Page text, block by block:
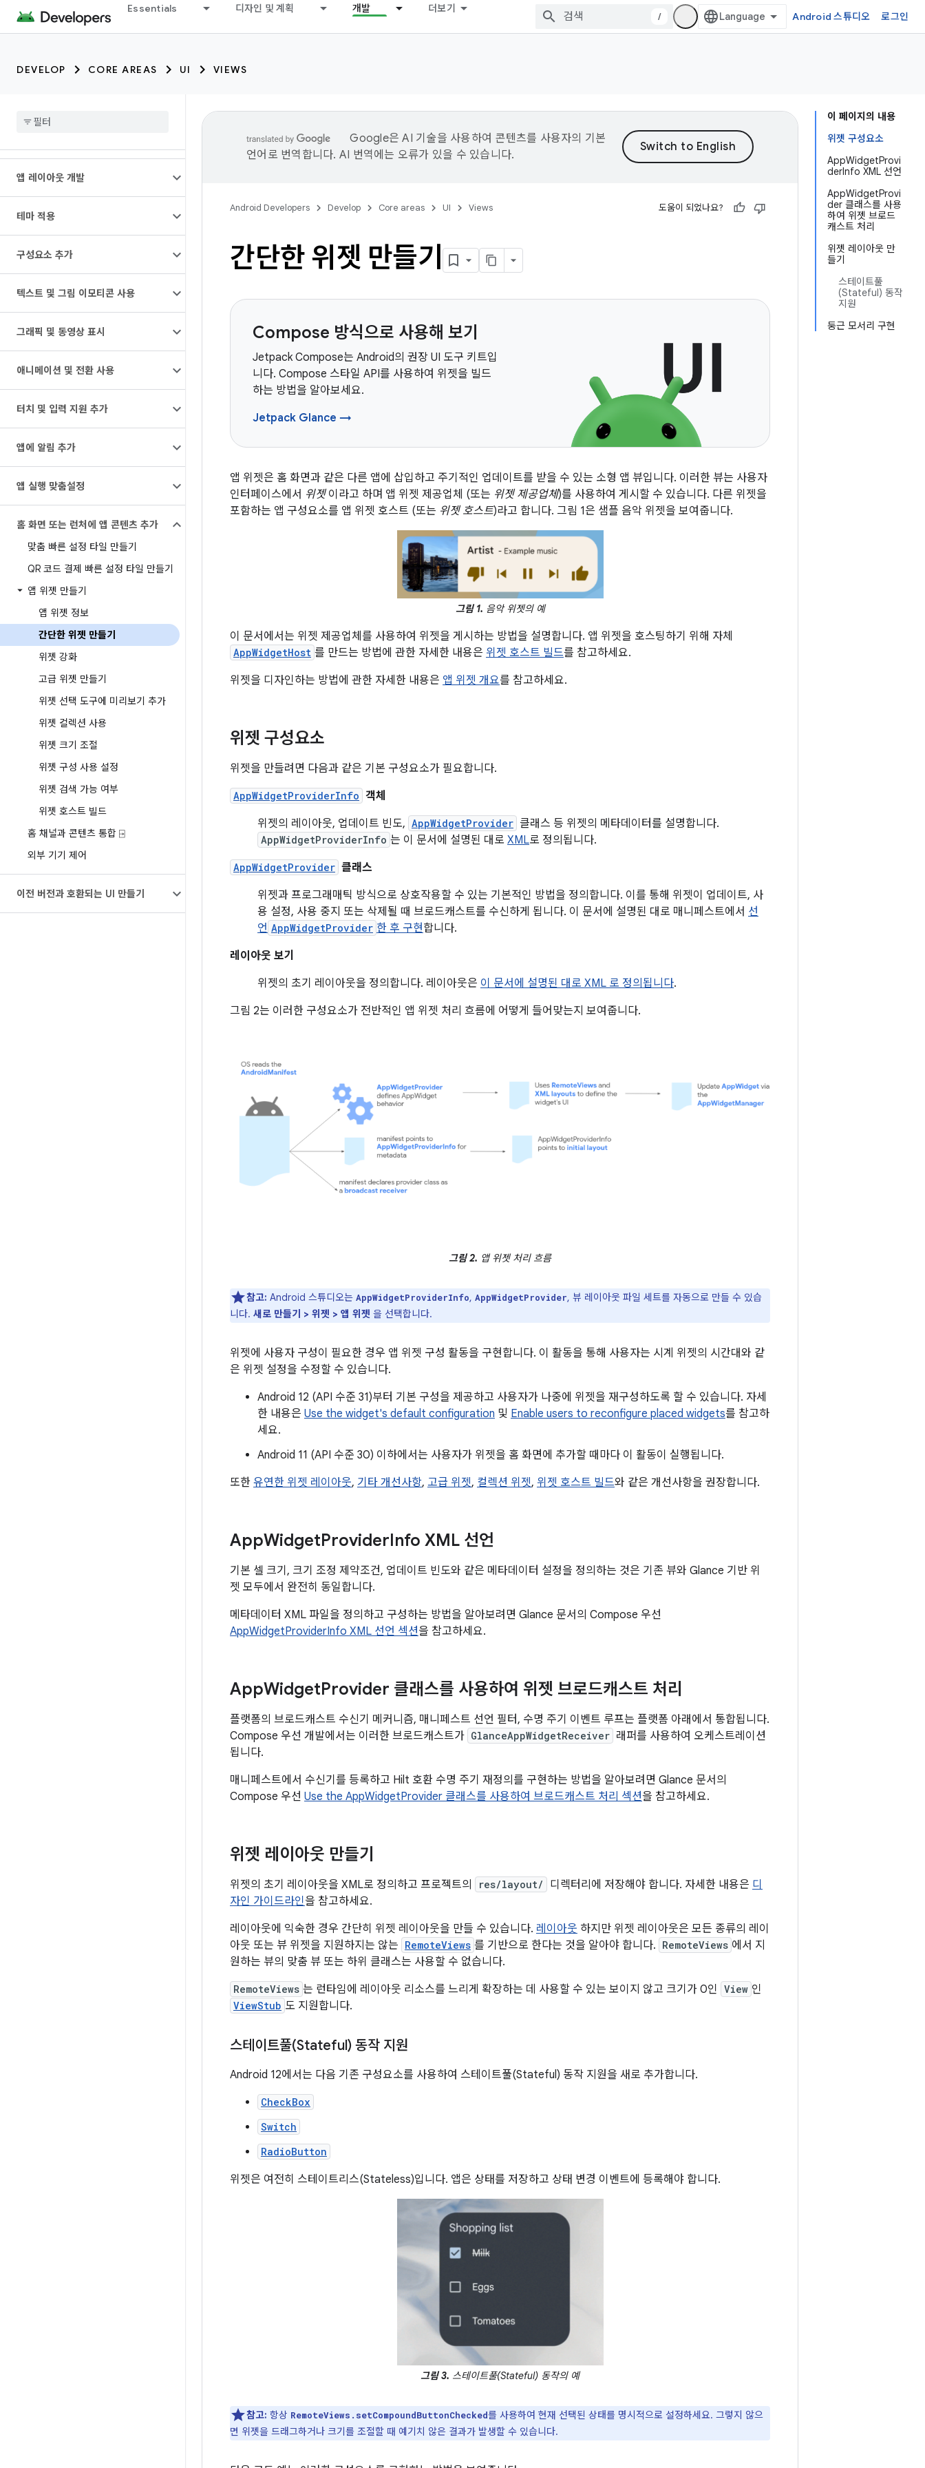
Essentials 디자인 및 계획 개발 더보기
/ Android 스튜디오 로그인
DEVELOP CORE AREAS UI VIEWS
앱 레이아웃 개발
테마 적용
구성요소 추가
텍스트 및 그림 이모티콘 사용
그래픽 및 동영상 표시
애니메이션 및 전환 사용
터치 및 입력 지원 추가
앱에 알림 추가
앱 실행 맞춤설정
홈 화면 또는 런처에 앱 콘텐츠 추가
맞춤 빠른 설정 타일 만들기
QR 코드 결제 빠른 설정 타일 만들기
앱 위젯 만들기
앱 위젯 정보
간단한 위젯 만들기
위젯 강화
고급 위젯 만들기
위젯 선택 도구에 미리보기 추가
위젯 컬렉션 사용
위젯 크기 조절
위젯 구성 사용 설정
위젯 검색 가능 여부
위젯 호스트 빌드
홈 채널과 콘텐츠 통합 ⍈
외부 기기 제어
이전 버전과 호환되는 UI 만들기
이 페이지의 내용
위젯 구성요소
AppWidgetProvi
derInfo XML 선언
AppWidgetProvi
der 클래스를 사용
하여 위젯 브로드
캐스트 처리
위젯 레이아웃 만
들기
스테이트풀
(Stateful) 동작
지원
둥근 모서리 구현
Google은 AI 기술을 사용하여 콘텐츠를 사용자의 기본
언어로 번역합니다. AI 번역에는 오류가 있을 수 있습니다.
Android Developers Develop Core areas UI Views 도움이 되었나요?
간단한 위젯 만들기
Compose 방식으로 사용해 보기
Jetpack Compose는 Android의 권장 UI 도구 키트입
니다. Compose 스타일 API를 사용하여 위젯을 빌드
하는 방법을 알아보세요.
Jetpack Glance →
앱 위젯은 홈 화면과 같은 다른 앱에 삽입하고 주기적인 업데이트를 받을 수 있는 소형 앱 뷰입니다. 이러한 뷰는 사용자
인터페이스에서 위젯이라고 하며 앱 위젯 제공업체 (또는 위젯 제공업체)를 사용하여 게시할 수 있습니다. 다른 위젯을
포함하는 앱 구성요소를 앱 위젯 호스트 (또는 위젯 호스트)라고 합니다. 그림 1은 샘플 음악 위젯을 보여줍니다.
그림 1. 음악 위젯의 예
이 문서에서는 위젯 제공업체를 사용하여 위젯을 게시하는 방법을 설명합니다. 앱 위젯을 호스팅하기 위해 자체
AppWidgetHost 를 만드는 방법에 관한 자세한 내용은 위젯 호스트 빌드를 참고하세요.
위젯을 디자인하는 방법에 관한 자세한 내용은 앱 위젯 개요를 참고하세요.
위젯 구성요소
위젯을 만들려면 다음과 같은 기본 구성요소가 필요합니다.
AppWidgetProviderInfo 객체
위젯의 레이아웃, 업데이트 빈도, AppWidgetProvider 클래스 등 위젯의 메타데이터를 설명합니다.
AppWidgetProviderInfo 는 이 문서에 설명된 대로 XML로 정의됩니다.
AppWidgetProvider 클래스
위젯과 프로그래매틱 방식으로 상호작용할 수 있는 기본적인 방법을 정의합니다. 이를 통해 위젯이 업데이트, 사
용 설정, 사용 중지 또는 삭제될 때 브로드캐스트를 수신하게 됩니다. 이 문서에 설명된 대로 매니페스트에서 선
언 AppWidgetProvider 한 후 구현합니다.
레이아웃 보기
위젯의 초기 레이아웃을 정의합니다. 레이아웃은 이 문서에 설명된 대로 XML 로 정의됩니다.
그림 2는 이러한 구성요소가 전반적인 앱 위젯 처리 흐름에 어떻게 들어맞는지 보여줍니다.
그림 2. 앱 위젯 처리 흐름
참고: Android 스튜디오는 AppWidgetProviderInfo, AppWidgetProvider, 뷰 레이아웃 파일 세트를 자동으로 만들 수 있습
니다. 새로 만들기 > 위젯 > 앱 위젯 을 선택합니다.
위젯에 사용자 구성이 필요한 경우 앱 위젯 구성 활동을 구현합니다. 이 활동을 통해 사용자는 시계 위젯의 시간대와 같
은 위젯 설정을 수정할 수 있습니다.
Android 12 (API 수준 31)부터 기본 구성을 제공하고 사용자가 나중에 위젯을 재구성하도록 할 수 있습니다. 자세
한 내용은 Use the widget's default configuration 및 Enable users to reconfigure placed widgets를 참고하
세요.
Android 11 (API 수준 30) 이하에서는 사용자가 위젯을 홈 화면에 추가할 때마다 이 활동이 실행됩니다.
또한 유연한 위젯 레이아웃, 기타 개선사항, 고급 위젯, 컬렉션 위젯, 위젯 호스트 빌드와 같은 개선사항을 권장합니다.
AppWidgetProviderInfo XML 선언
기본 셀 크기, 크기 조정 제약조건, 업데이트 빈도와 같은 메타데이터 설정을 정의하는 것은 기존 뷰와 Glance 기반 위
젯 모두에서 완전히 동일합니다.
메타데이터 XML 파일을 정의하고 구성하는 방법을 알아보려면 Glance 문서의 Compose 우선
AppWidgetProviderInfo XML 선언 섹션을 참고하세요.
AppWidgetProvider 클래스를 사용하여 위젯 브로드캐스트 처리
플랫폼의 브로드캐스트 수신기 메커니즘, 매니페스트 선언 필터, 수명 주기 이벤트 루프는 플랫폼 아래에서 통합됩니다.
Compose 우선 개발에서는 이러한 브로드캐스트가 GlanceAppWidgetReceiver 래퍼를 사용하여 오케스트레이션
됩니다.
매니페스트에서 수신기를 등록하고 Hilt 호환 수명 주기 재정의를 구현하는 방법을 알아보려면 Glance 문서의
Compose 우선 Use the AppWidgetProvider 클래스를 사용하여 브로드캐스트 처리 섹션을 참고하세요.
위젯 레이아웃 만들기
위젯의 초기 레이아웃을 XML로 정의하고 프로젝트의 res/layout/ 디렉터리에 저장해야 합니다. 자세한 내용은 디
자인 가이드라인을 참고하세요.
레이아웃에 익숙한 경우 간단히 위젯 레이아웃을 만들 수 있습니다. 레이아웃 하지만 위젯 레이아웃은 모든 종류의 레이
아웃 또는 뷰 위젯을 지원하지는 않는 RemoteViews 를 기반으로 한다는 것을 알아야 합니다. RemoteViews 에서 지
원하는 뷰의 맞춤 뷰 또는 하위 클래스는 사용할 수 없습니다.
RemoteViews 는 런타임에 레이아웃 리소스를 느리게 확장하는 데 사용할 수 있는 보이지 않고 크기가 0인 View 인
ViewStub 도 지원합니다.
스테이트풀(Stateful) 동작 지원
Android 12에서는 다음 기존 구성요소를 사용하여 스테이트풀(Stateful) 동작 지원을 새로 추가합니다.
CheckBox
Switch
RadioButton
위젯은 여전히 스테이트리스(Stateless)입니다. 앱은 상태를 저장하고 상태 변경 이벤트에 등록해야 합니다.
그림 3. 스테이트풀(Stateful) 동작의 예
참고: 항상 RemoteViews.setCompoundButtonChecked를 사용하여 현재 선택된 상태를 명시적으로 설정하세요. 그렇지 않으
면 위젯을 드래그하거나 크기를 조절할 때 예기치 않은 결과가 발생할 수 있습니다.